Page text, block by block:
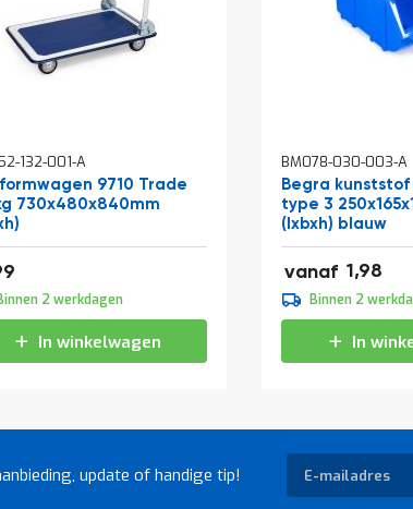
132-001-A
9710 Trade
730x480x840mm
2 werkdagen
In winkelwagen
BM078-030-003-A
Begra
type 3
(lxbxh) blauw
vanaf 1,98
2,40
2,20
2,66
winkelwagen
Binnen 2
In
update of handige tip!
Abonneer
op